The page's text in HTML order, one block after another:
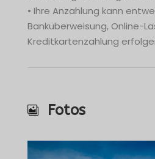
• Ihre Anzahlung kann
Banküberweisung, Online-
Kreditkartenzahlung
Fotos